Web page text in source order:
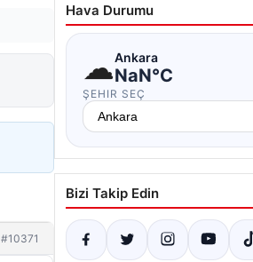
#10371
Hava Durumu
☁Ankara
NaN°C
ŞEHIR SEÇ
Bizi Takip Edin